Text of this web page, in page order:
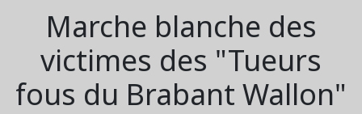
Marche blanche des
victimes des "Tueurs
fous du Brabant Wallon"